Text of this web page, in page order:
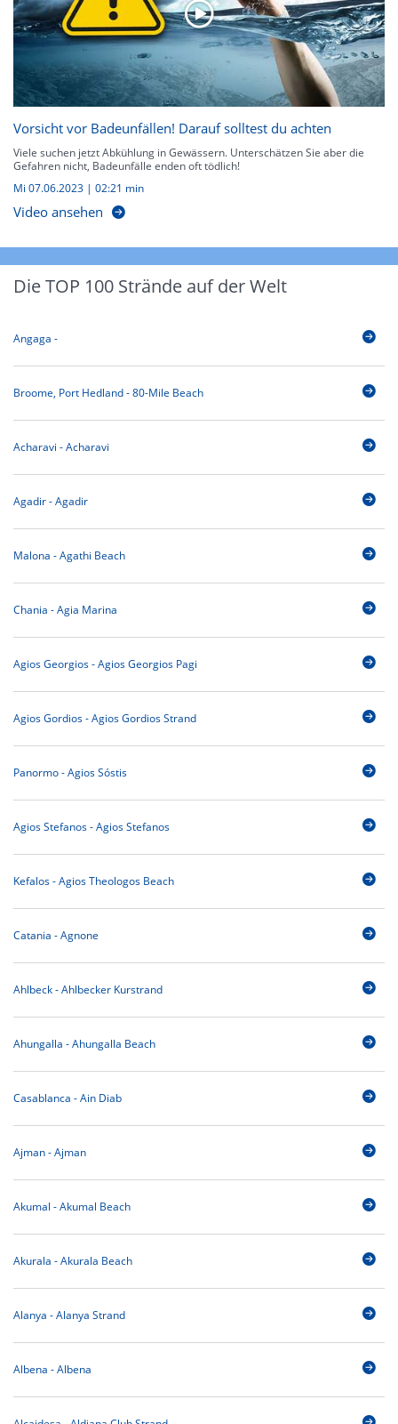
Vorsicht vor Badeunfällen! Darauf solltest du achten
Viele suchen jetzt Abkühlung in Gewässern. Unterschätzen Sie aber die
Gefahren nicht, Badeunfälle enden oft tödlich!
Mi 07.06.2023 | 02:21 min
Video ansehen
Die TOP 100 Strände auf der Welt
Angaga -
Broome, Port Hedland - 80-Mile Beach
Acharavi - Acharavi
Agadir - Agadir
Malona - Agathi Beach
Chania - Agia Marina
Agios Georgios - Agios Georgios Pagi
Agios Gordios - Agios Gordios Strand
Panormo - Agios Sóstis
Agios Stefanos - Agios Stefanos
Kefalos - Agios Theologos Beach
Catania - Agnone
Ahlbeck - Ahlbecker Kurstrand
Ahungalla - Ahungalla Beach
Casablanca - Ain Diab
Ajman - Ajman
Akumal - Akumal Beach
Akurala - Akurala Beach
Alanya - Alanya Strand
Albena - Albena